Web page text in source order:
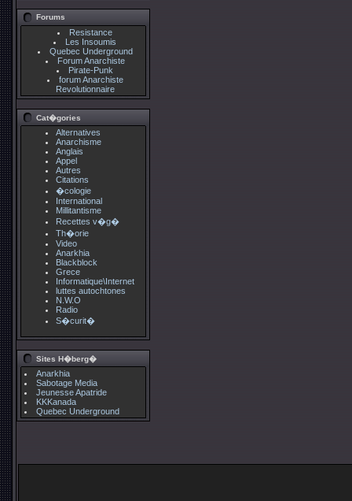
Forums
Resistance
Les Insoumis
Quebec Underground
Forum Anarchiste
Pirate-Punk
forum Anarchiste
Revolutionnaire
Cat�gories
Alternatives
Anarchisme
Anglais
Appel
Autres
Citations
�cologie
International
Millitantisme
Recettes v�g�
Th�orie
Video
Anarkhia
Blackblock
Grece
Informatique\Internet
luttes autochtones
N.W.O
Radio
S�curit�
Sites H�berg�
Anarkhia
Sabotage Media
Jeunesse Apatride
KKKanada
Quebec Underground